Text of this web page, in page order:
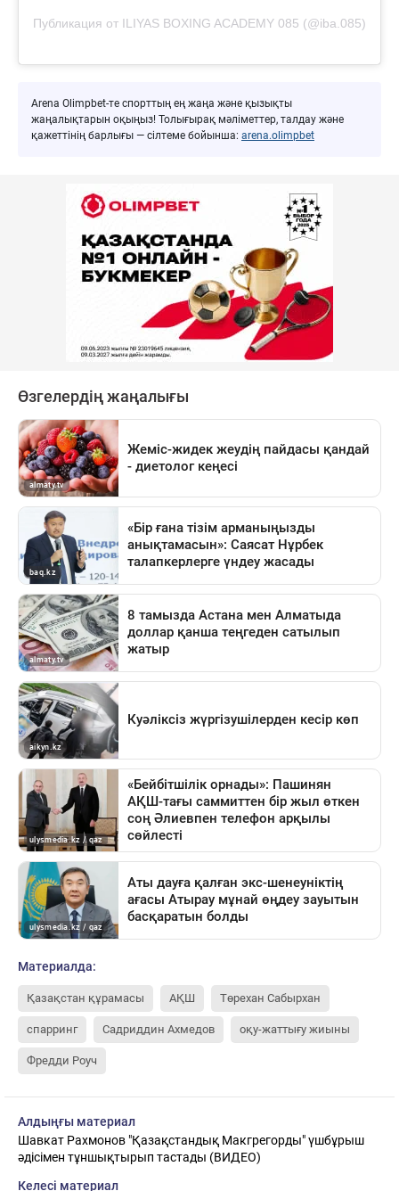
Публикация от ILIYAS BOXING ACADEMY 085 (@iba.085)
Arena Olimpbet-те спорттың ең жаңа және қызықты
жаңалықтарын оқыңыз! Толығырақ мәліметтер, талдау және
қажеттінің барлығы — сілтеме бойынша: arena.olimpbet
Материалда:
Қазақстан құрамасы АҚШ Төрехан Сабырхан
спарринг Садриддин Ахмедов оқу-жаттығу жиыны
Фредди Роуч
Алдыңғы материал
Шавкат Рахмонов "Қазақстандық Макгрегорды" үшбұрыш
әдісімен тұншықтырып тастады (ВИДЕО)
Келесі материал